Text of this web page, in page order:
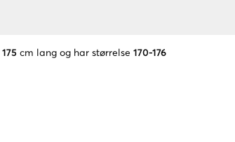
175 cm lang og har størrelse 170-176